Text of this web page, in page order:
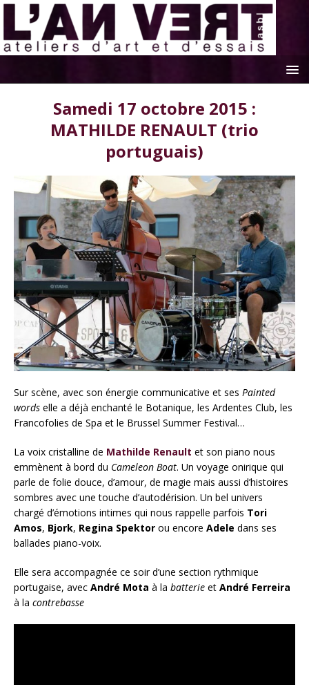
Samedi 17 octobre 2015 :
MATHILDE RENAULT (trio
portuguais)
Sur scène, avec son énergie communicative et ses Painted
words elle a déjà enchanté le Botanique, les Ardentes Club, les
Francofolies de Spa et le Brussel Summer Festival…
La voix cristalline de Mathilde Renault et son piano nous
emmènent à bord du Cameleon Boat. Un voyage onirique qui
parle de folie douce, d’amour, de magie mais aussi d’histoires
sombres avec une touche d’autodérision. Un bel univers
chargé d’émotions intimes qui nous rappelle parfois Tori
Amos, Bjork, Regina Spektor ou encore Adele dans ses
ballades piano-voix.
Elle sera accompagnée ce soir d’une section rythmique
portugaise, avec André Mota à la batterie et André Ferreira
à la contrebasse